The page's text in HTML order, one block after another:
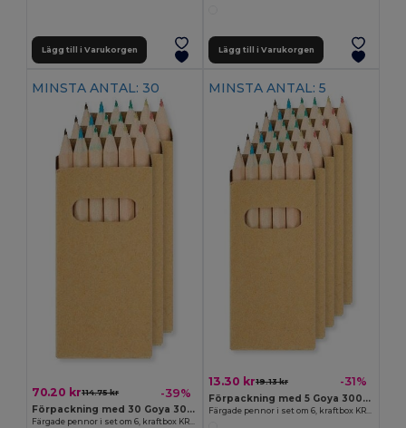
Lägg till i Varukorgen Lägg till i Varukorgen
MINSTA ANTAL: 30
70.20 kr114.75 kr -39%
Förpackning med 30 Goya 30077
Färgade pennor i set om 6, kraftbox KRAFT
MINSTA ANTAL: 5
13.30 kr19.13 kr -31%
Förpackning med 5 Goya 30077